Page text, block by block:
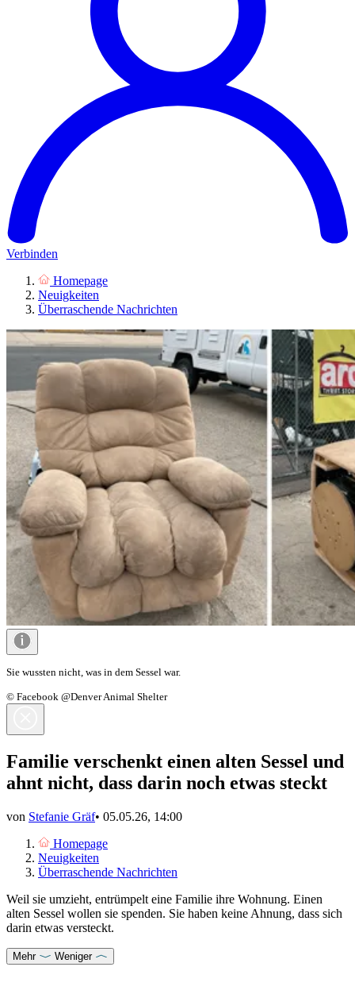
Verbinden
Homepage
Neuigkeiten
Überraschende Nachrichten
Sie wussten nicht, was in dem Sessel war.
© Facebook @Denver Animal Shelter
Familie verschenkt einen alten Sessel und
ahnt nicht, dass darin noch etwas steckt
von Stefanie Gräf• 05.05.26, 14:00
Homepage
Neuigkeiten
Überraschende Nachrichten
Weil sie umzieht, entrümpelt eine Familie ihre Wohnung. Einen
alten Sessel wollen sie spenden. Sie haben keine Ahnung, dass sich
darin etwas versteckt.
Mehr Weniger